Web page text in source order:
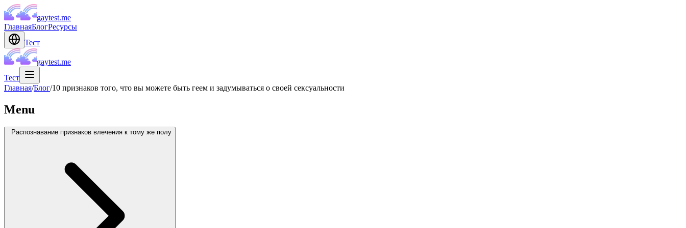
gaytest.me
ГлавнаяБлогРесурсы
Тест
gaytest.me
Тест
Главная/Блог/10 признаков того, что вы можете быть геем и задумываться о своей сексуальности
Menu
Распознавание признаков влечения к тому же полу